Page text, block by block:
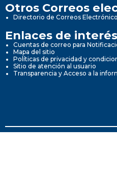
Otros Correos
Directorio de Correos
Enlaces de
Cuentas de correo para
Mapa del sitio
Políticas de privacidad y
Sitio de atención al usuario
Transparencia y Acceso a la